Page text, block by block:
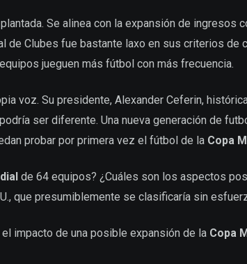
Se alinea con la expansión de ingresos
de Clubes fue bastante laxo en sus criterios de
jueguen más fútbol con más frecuencia.
voz. Su presidente, Alexander Ceferin,
ser diferente. Una nueva generación de
probar por primera vez el fútbol de la Copa
de 64 equipos? ¿Cuáles son los aspectos
que presumiblemente se clasificaría sin
impacto de una posible expansión de la Copa